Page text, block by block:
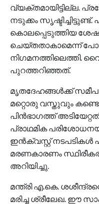
വ്യക്തമായിട്ടില്ല.
നടുക്കം
കൊലപ്പെടുത്തിയ
ചെയ്തതാകാമെന്ന്
നിഗമനത്തിലെത്തി.
പുറത്തറിഞ്ഞത്.
മൃതദേഹങ്ങള്‍ക്ക്
മറ്റൊരു വസ്തുവും
പിന്‍ഭാഗത്ത്
പ്രാഥമിക
ഇന്‍ക്വസ്റ്റ് നടപടികള്‍
മരണകാരണം
അറിയിച്ചു.
മന്ത്രി എ.കെ.
മരിച്ച ശ്രീലേഖ. ഈ